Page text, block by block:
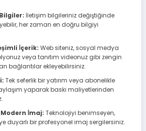
İletişim bilgileriniz değiştiğinde
her zaman en doğru bilgiyi
İçerik: Web siteniz, sosyal medya
veya tanıtım videonuz gibi zengin
bağlantılar ekleyebilirsiniz.
Tek seferlik bir yatırım veya abonelikle
yaparak baskı maliyetlerinden
İmaj: Teknolojiyi benimseyen,
duyarlı bir profesyonel imaj sergilersiniz.